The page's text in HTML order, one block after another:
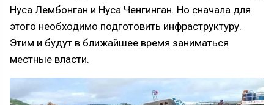
Нуса Лембонган и Нуса Ченгинган. Но сначала для
этого необходимо подготовить инфраструктуру.
Этим и будут в ближайшее время заниматься
местные власти.